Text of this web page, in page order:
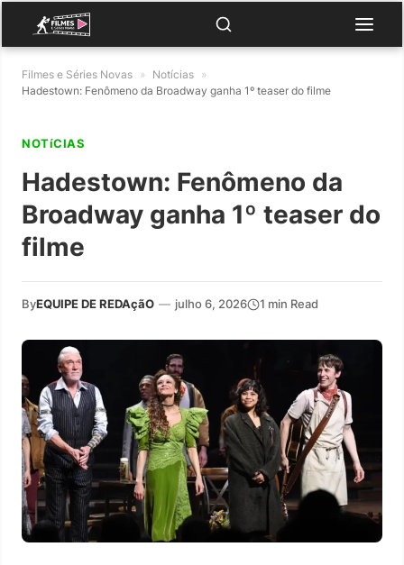
Filmes e Séries Novas » Notícias »
Hadestown: Fenômeno da Broadway ganha 1º teaser do filme
NOTíCIAS
Hadestown: Fenômeno da
Broadway ganha 1º teaser do
filme
ByEQUIPE DE REDAçãO — julho 6, 2026 1 min Read